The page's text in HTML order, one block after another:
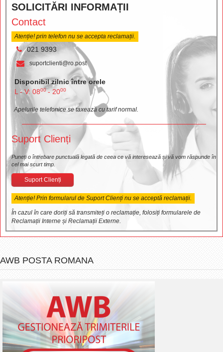
SOLICITĂRI INFORMAȚII
Contact
Atenție! prin telefon nu se accepta reclamații.
021 9393
suportclienti@ro.post
Disponibil zilnic între orele
L - V: 0800- 2000
Apelurile telefonice se taxează cu tarif normal.
Suport Clienți
Puneți o întrebare punctuală legată de ceea ce vă interesează și vă vom răspunde în
cel mai scurt timp.
Suport Clienți
Atenție! Prin formularul de Suport Clienți nu se acceptă reclamații.
În cazul în care doriți să transmiteți o reclamație, folosiți formularele de
Reclamații Interne și Reclamații Externe.
AWB POSTA ROMANA